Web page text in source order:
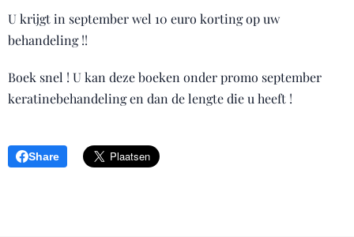
U krijgt in september wel 10 euro korting op uw
behandeling !!
Boek snel ! U kan deze boeken onder promo september
keratinebehandeling en dan de lengte die u heeft !
Share